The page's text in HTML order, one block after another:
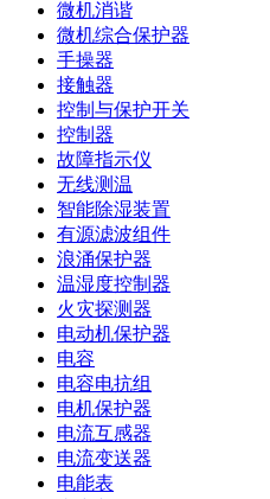
微机消谐
微机综合保护器
手操器
接触器
控制与保护开关
控制器
故障指示仪
无线测温
智能除湿装置
有源滤波组件
浪涌保护器
温湿度控制器
火灾探测器
电动机保护器
电容
电容电抗组
电机保护器
电流互感器
电流变送器
电能表